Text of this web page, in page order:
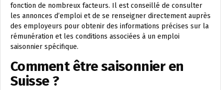
fonction de nombreux facteurs. Il est conseillé de consulter
les annonces d’emploi et de se renseigner directement auprès
des employeurs pour obtenir des informations précises sur la
rémunération et les conditions associées à un emploi
saisonnier spécifique.
Comment être saisonnier en
Suisse ?